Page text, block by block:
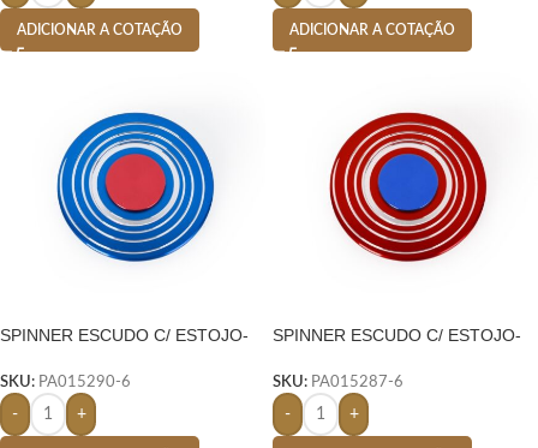
ADICIONAR A COTAÇÃO ADICIONAR A COTAÇÃO
SPINNER ESCUDO C/ ESTOJO-
SKU: PA015290-6
- +
SPINNER ESCUDO C/ ESTOJO-
SKU: PA015287-6
- +